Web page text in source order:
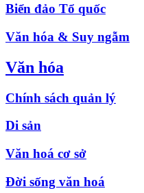
Biển đảo Tổ quốc
Văn hóa & Suy ngẫm
Văn hóa
Chính sách quản lý
Di sản
Văn hoá cơ sở
Đời sống văn hoá